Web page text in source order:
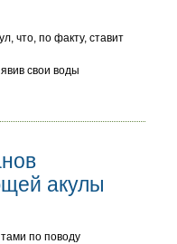
что, по факту, ставит
свои воды
акулы
по поводу